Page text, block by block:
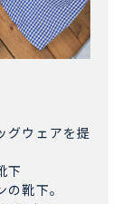
グウェアを提
下
靴下。